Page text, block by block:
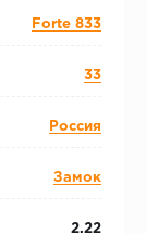
Forte 833
33
Россия
Замок
2.22